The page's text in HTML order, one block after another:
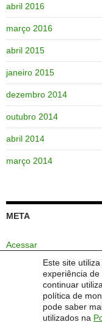
Este site
experiência
continuar
política de
pode saber
utilizados na
abril 2016
março 2016
abril 2015
janeiro 2015
dezembro 2014
outubro 2014
abril 2014
março 2014
META
Acessar
Feed de posts
Feed de comentários
WordPress.org